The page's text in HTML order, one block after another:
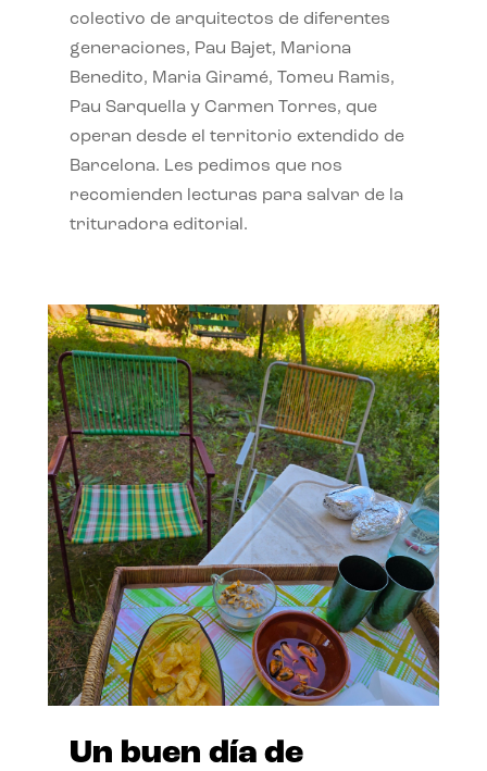
colectivo de arquitectos de diferentes
generaciones, Pau Bajet, Mariona
Benedito, Maria Giramé, Tomeu Ramis,
Pau Sarquella y Carmen Torres, que
operan desde el territorio extendido de
Barcelona. Les pedimos que nos
recomienden lecturas para salvar de la
trituradora editorial.
Un buen día de